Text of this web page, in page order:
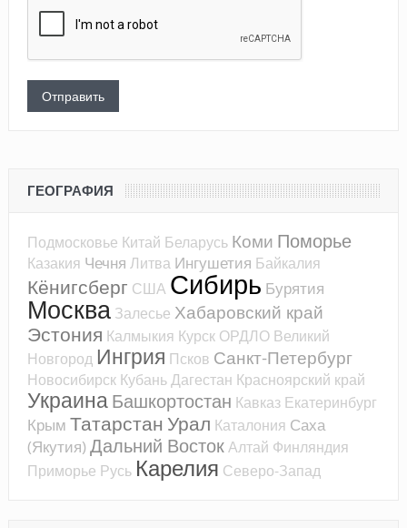
ГЕОГРАФИЯ
Подмосковье Китай Беларусь Коми Поморье
Казакия Чечня Литва Ингушетия Байкалия
Кёнигсберг США Сибирь Бурятия
Москва Залесье Хабаровский край
Эстония Калмыкия Курск ОРДЛО Великий
Новгород Ингрия Псков Санкт-Петербург
Новосибирск КубаньДагестан Красноярский край
УкраинаБашкортостан Кавказ Екатеринбург
Крым Татарстан Урал Каталония Саха
(Якутия) Дальний ВостокАлтай Финляндия
Приморье Русь Карелия Северо-Запад